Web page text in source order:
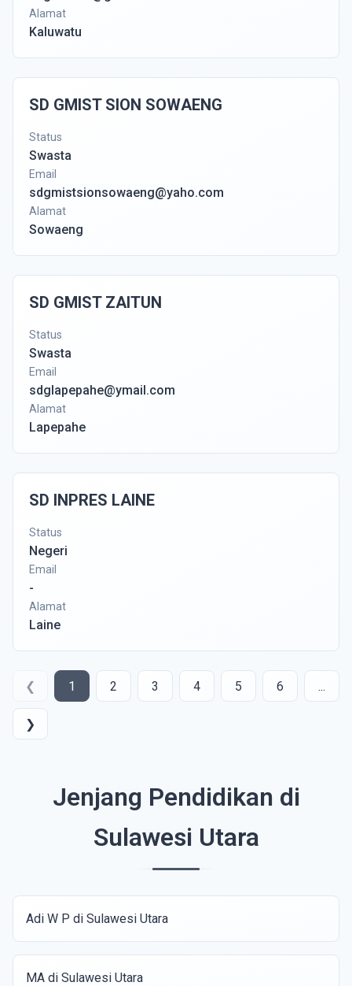
Alamat
Kaluwatu
SD GMIST SION SOWAENG
Status
Swasta
Email
sdgmistsionsowaeng@yaho.com
Alamat
Sowaeng
SD GMIST ZAITUN
Status
Swasta
Email
sdglapepahe@ymail.com
Alamat
Lapepahe
SD INPRES LAINE
Status
Negeri
Email
-
Alamat
Laine
❮ 1 2 3 4 5 6 ...
❯
Jenjang Pendidikan di
Sulawesi Utara
Adi W P di Sulawesi Utara
MA di Sulawesi Utara